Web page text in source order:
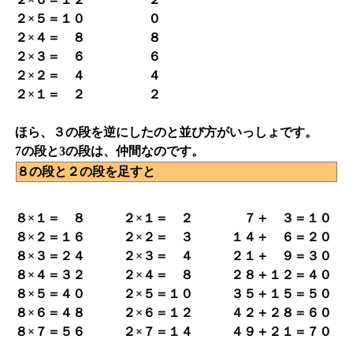
２×５＝１０ ０
２×４＝ ８ ８
２×３＝ ６ ６
２×２＝ ４ ４
２×１＝ ２ ２
ほら、３の段を逆にしたのと並び方がいっしょです。
7の段と3の段は、仲間なのです。
８の段と２の段を足すと
８×１＝ ８ ２×１＝ ２ ７＋ ３＝１０
８×２＝１６ ２×２＝ ３ １４＋ ６＝２０
８×３＝２４ ２×３＝ ４ ２１＋ ９＝３０
８×４＝３２ ２×４＝ ８ ２８＋１２＝４０
８×５＝４０ ２×５＝１０ ３５＋１５＝５０
８×６＝４８ ２×６＝１２ ４２＋２８＝６０
８×７＝５６ ２×７＝１４ ４９＋２１＝７０